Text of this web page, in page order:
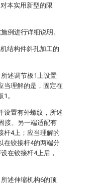
本实用新型的限
例进行详细说明。
结构件斜孔加工的
述调节板1上设置
当理解的是，固定在
。
设置有外螺纹，所述
接、另一端适配有
杆4上；应当理解的
在铰接杆4的两端分
在铰接杆4上后，
述伸缩机构6的顶